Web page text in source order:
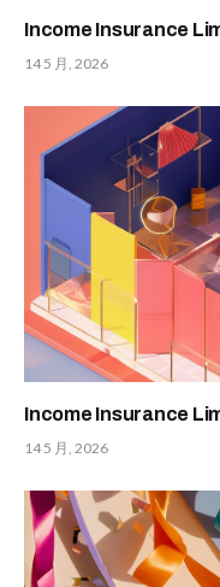
Income Insurance
14 5 月, 2026
Income Insurance
14 5 月, 2026